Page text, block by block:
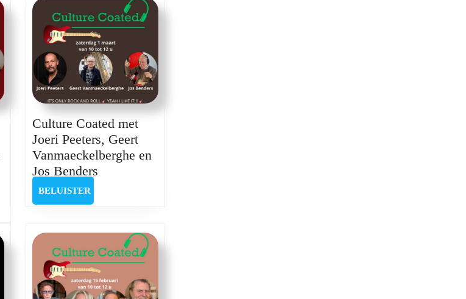
Culture Coated met
Joeri Peeters, Geert
Vanmaeckelberghe en
Jos BendersCulture
Peeters,
Geert
Vanmaeckelberghe
en
BELUISTERBELUISTER